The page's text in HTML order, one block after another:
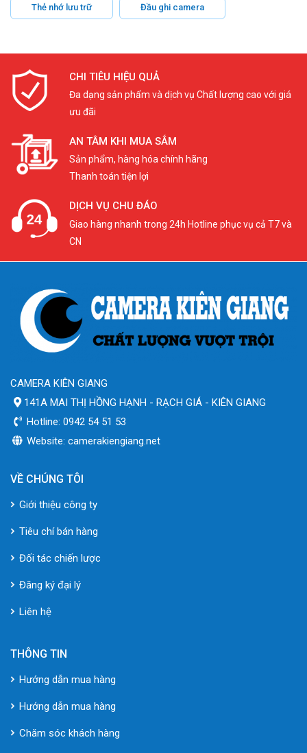
Thẻ nhớ lưu trữ Đầu ghi camera
CHI TIÊU HIỆU QUẢ
Đa dạng sản phẩm và dịch vụ Chất lượng cao với giá
ưu đãi
AN TÂM KHI MUA SẮM
Sản phẩm, hàng hóa chính hãng
Thanh toán tiện lợi
DỊCH VỤ CHU ĐÁO
Giao hàng nhanh trong 24h Hotline phục vụ cả T7 và
CN
CAMERA KIÊN GIANG
141A MAI THỊ HỒNG HẠNH - RẠCH GIÁ - KIÊN GIANG
Hotline: 0942 54 51 53
Website: camerakiengiang.net
VỀ CHÚNG TÔI
Giới thiệu công ty
Tiêu chí bán hàng
Đối tác chiến lược
Đăng ký đại lý
Liên hệ
THÔNG TIN
Hướng dẫn mua hàng
Hướng dẫn mua hàng
Chăm sóc khách hàng